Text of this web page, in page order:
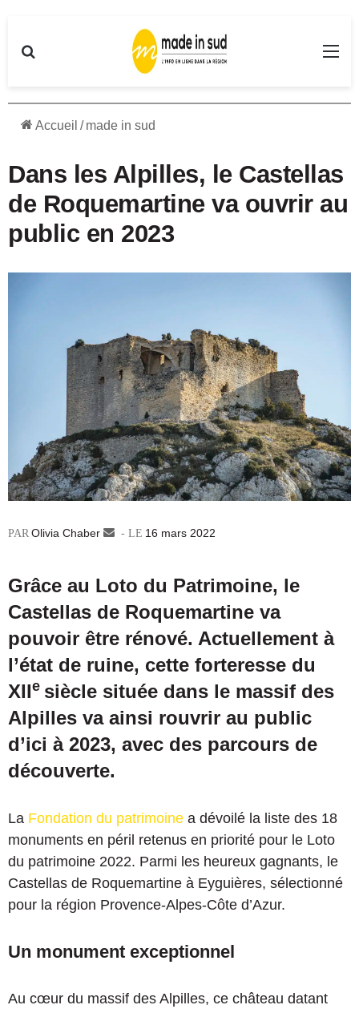
Accueil / made in sud
Dans les Alpilles, le Castellas
de Roquemartine va ouvrir au
public en 2023
Olivia Chaber
Envoyer16 mars 2022
Grâce au Loto du Patrimoine, le
Castellas de Roquemartine va
pouvoir être rénové. Actuellement à
l’état de ruine, cette forteresse du
XIIe siècle située dans le massif des
Alpilles va ainsi rouvrir au public
d’ici à 2023, avec des parcours de
découverte.
La Fondation du patrimoine a dévoilé la liste des 18
monuments en péril retenus en priorité pour le Loto
du patrimoine 2022. Parmi les heureux gagnants, le
Castellas de Roquemartine à Eyguières, sélectionné
pour la région Provence-Alpes-Côte d’Azur.
Un monument exceptionnel
Au cœur du massif des Alpilles, ce château datant